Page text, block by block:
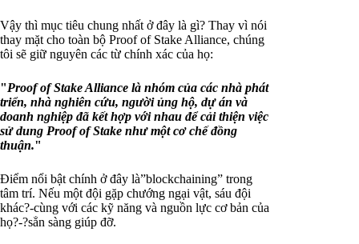
Vậy thì mục tiêu chung nhất ở đây là gì? Thay vì nói
thay mặt cho toàn bộ Proof of Stake Alliance, chúng
tôi sẽ giữ nguyên các từ chính xác của họ:
"Proof of Stake Alliance là nhóm của các nhà phát
triển, nhà nghiên cứu, người ủng hộ, dự án và
doanh nghiệp đã kết hợp với nhau để cải thiện việc
sử dung Proof of Stake như một cơ chế đồng
thuận."
Điểm nổi bật chính ở đây là”blockchaining” trong
tâm trí. Nếu một đội gặp chướng ngại vật, sáu đội
khác?-cùng với các kỹ năng và nguồn lực cơ bản của
họ?-?sẳn sàng giúp đỡ.